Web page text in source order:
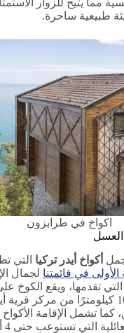
مما يتيح للزوار
طبيعية ساحرة.
اكواخ في طرابزون
العسل
أكواخ أيدر تركيا التي
في قائمتنا لجمال
من مركز مدينة ريزا و16 كيلومترًا من
تشمل الإقامة الأكواخ
تستوعب حتى 4 أشخاص كحد أقصى.